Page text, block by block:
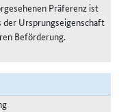
Präferenz ist
der Ursprungseigenschaft
Beförderung.